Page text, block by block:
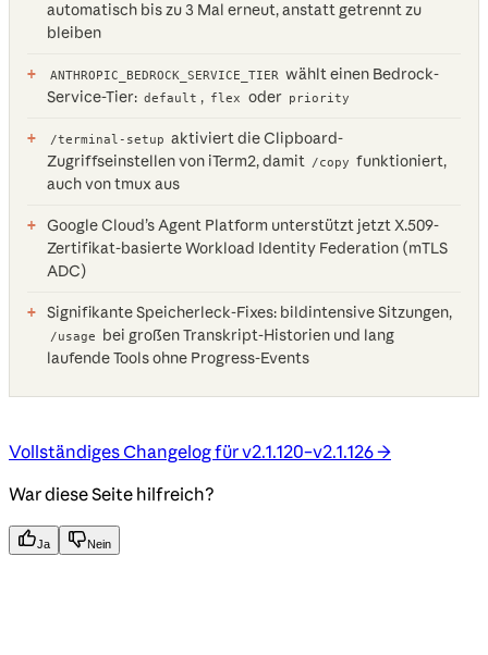
automatisch bis zu 3 Mal erneut, anstatt getrennt zu
bleiben
ANTHROPIC_BEDROCK_SERVICE_TIER wählt einen Bedrock-
Service-Tier: default , flex oder priority
/terminal-setup aktiviert die Clipboard-
Zugriffseinstellen von iTerm2, damit /copy funktioniert,
auch von tmux aus
Google Cloud’s Agent Platform unterstützt jetzt X.509-
Zertifikat-basierte Workload Identity Federation (mTLS
ADC)
Signifikante Speicherleck-Fixes: bildintensive Sitzungen,
/usage
bei großen Transkript-Historien und lang
laufende Tools ohne Progress-Events
Vollständiges Changelog für v2.1.120–v2.1.126 →
War diese Seite hilfreich?
Ja Nein